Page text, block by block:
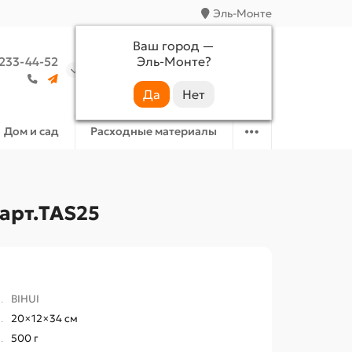
Эль-Монте
Ваш город —
Эль-Монте?
44-52
Аккаунт Избранное
Дом и сад Расходные материалы
BIHUI
20×12×34 см
500 г